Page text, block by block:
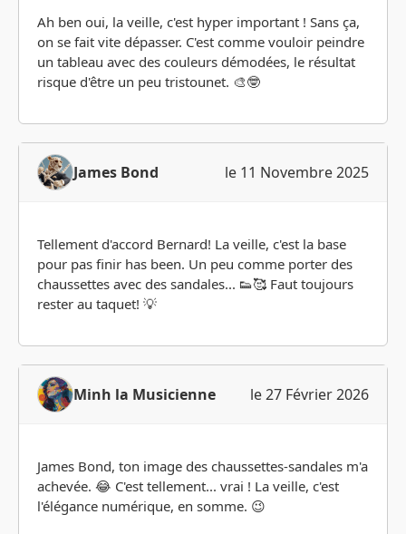
Ah ben oui, la veille, c'est hyper important ! Sans ça,
on se fait vite dépasser. C'est comme vouloir peindre
un tableau avec des couleurs démodées, le résultat
risque d'être un peu tristounet. 🎨🤓
James Bond le 11 Novembre 2025
Tellement d'accord Bernard! La veille, c'est la base
pour pas finir has been. Un peu comme porter des
chaussettes avec des sandales... 👟🥰 Faut toujours
rester au taquet! 💡
Minh la Musicienne le 27 Février 2026
James Bond, ton image des chaussettes-sandales m'a
achevée. 😂 C'est tellement... vrai ! La veille, c'est
l'élégance numérique, en somme. 😉